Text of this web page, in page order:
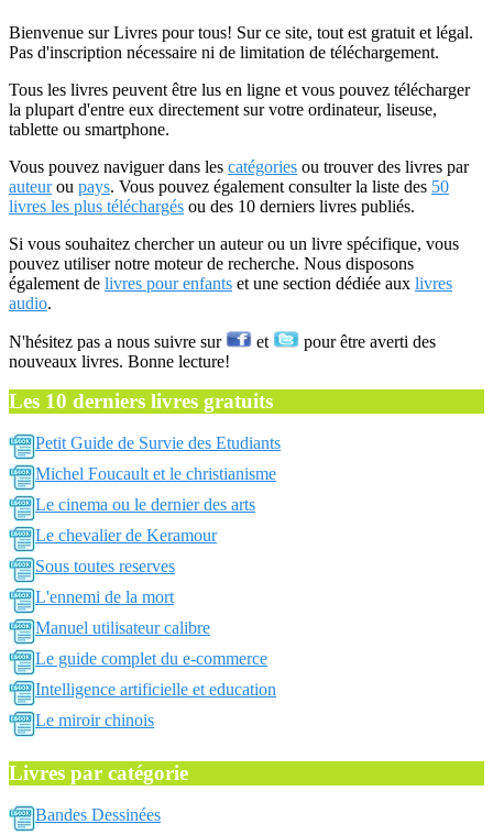
Bienvenue sur Livres pour tous! Sur ce site, tout est gratuit et légal.
Pas d'inscription nécessaire ni de limitation de téléchargement.
Tous les livres peuvent être lus en ligne et vous pouvez télécharger
la plupart d'entre eux directement sur votre ordinateur, liseuse,
tablette ou smartphone.
Vous pouvez naviguer dans les catégories ou trouver des livres par
auteurou pays. Vous pouvez également consulter la liste des 50
livres les plus téléchargés ou des 10 derniers livres publiés.
Si vous souhaitez chercher un auteur ou un livre spécifique, vous
pouvez utiliser notre moteur de recherche. Nous disposons
également de livres pour enfants et une section dédiée aux livres
audio.
N'hésitez pas a nous suivre sur et
pour être averti des
nouveaux livres. Bonne lecture!
Les 10 derniers livres gratuits
Petit Guide de Survie des Etudiants
Michel Foucault et le christianisme
Le cinema ou le dernier des arts
Le chevalier de Keramour
Sous toutes reserves
L'ennemi de la mort
Manuel utilisateur calibre
Le guide complet du e-commerce
Intelligence artificielle et education
Le miroir chinois
Livres par catégorie
Bandes Dessinées